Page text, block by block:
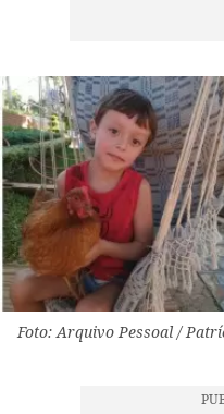
Foto: Arquivo Pessoal /